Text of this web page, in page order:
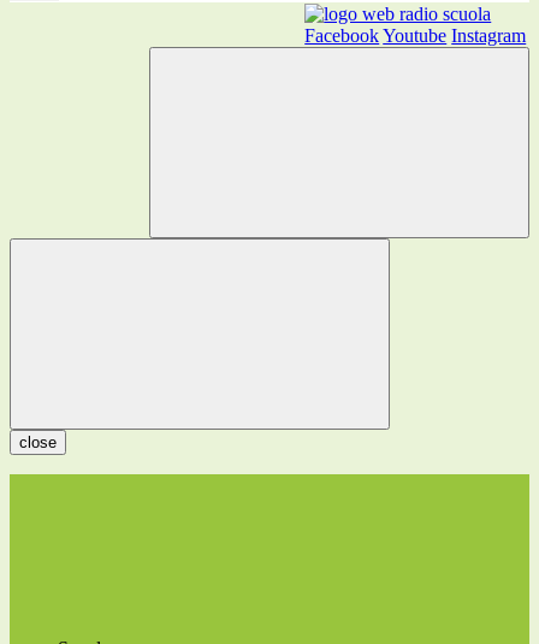
FacebookYoutube Instagram
close